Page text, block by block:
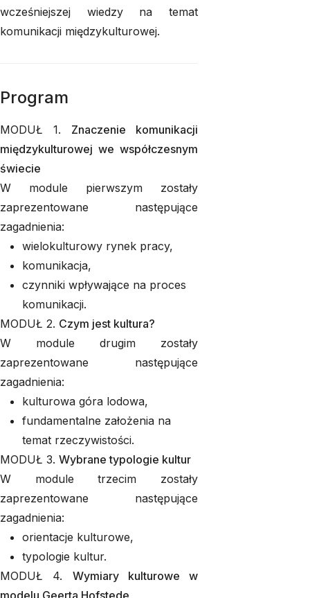
wcześniejszej wiedzy na temat
komunikacji międzykulturowej.
Program
MODUŁ 1. Znaczenie komunikacji
międzykulturowej we współczesnym
świecie
W module pierwszym zostały
zaprezentowane następujące
zagadnienia:
wielokulturowy rynek pracy,
komunikacja,
czynniki wpływające na proces
komunikacji.
MODUŁ 2. Czym jest kultura?
W module drugim zostały
zaprezentowane następujące
zagadnienia:
kulturowa góra lodowa,
fundamentalne założenia na
temat rzeczywistości.
MODUŁ 3. Wybrane typologie kultur
W module trzecim zostały
zaprezentowane następujące
zagadnienia:
orientacje kulturowe,
typologie kultur.
MODUŁ 4. Wymiary kulturowe w
modelu Geerta Hofstede